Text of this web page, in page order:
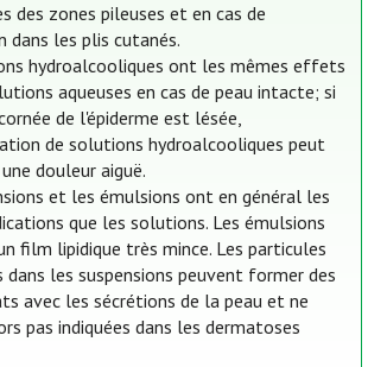
des zones pileuses et en cas de
dans les plis cutanés.
hydroalcooliques ont les mêmes effets
aqueuses en cas de peau intacte; si
de l'épiderme est lésée,
de solutions hydroalcooliques peut
douleur aiguë.
et les émulsions ont en général les
que les solutions. Les émulsions
film lipidique très mince. Les particules
dans les suspensions peuvent former des
avec les sécrétions de la peau et ne
pas indiquées dans les dermatoses